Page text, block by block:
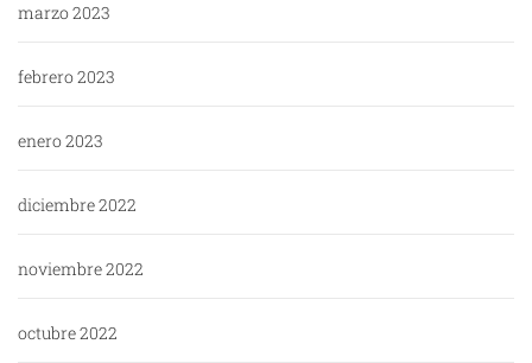
marzo 2023
febrero 2023
enero 2023
diciembre 2022
noviembre 2022
octubre 2022